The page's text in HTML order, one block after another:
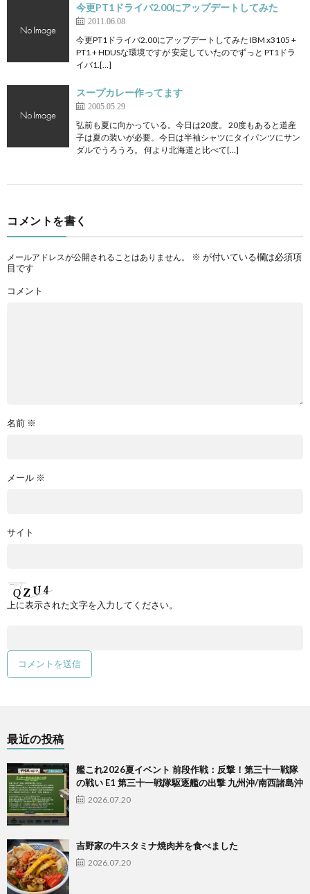
今更PT1ドライバ2.00にアップデートしてみた
2011.06.08
今更PT1ドライバ2.00にアップデートしてみた IBM x3105 +
PT1 + HDUSな環境ですが 安定していたのでずっと PT1ドラ
イバ1.[…]
スープカレー作ってます
2005.05.29
弘前も夏に向かっている。今日は20度。 20度もあると道産
子は夏の装いが必要。今日は半袖シャツにタイパンツにサン
ダルでうろうろ。 何より北海道と比べて[…]
コメントを書く
メールアドレスが公開されることはありません。 ※ が付いている欄は必須項
目です
コメント
名前 ※
メール ※
サイト
上に表示された文字を入力してください。
最近の投稿
艦これ2026夏イベント 前段作戦：反撃！第三十一戦隊
の戦い E1 第三十一戦隊駆逐艦の出撃 九州沖/南西諸島沖
2026.07.20
吉野家の牛スタミナ焼肉丼を食べました
2026.07.20